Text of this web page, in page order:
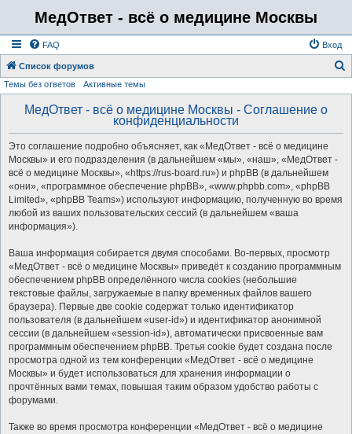
МедОтвет - всё о медицине Москвы
FAQ Вход
Список форумов
Темы без ответов Активные темы
МедОтвет - всё о медицине Москвы - Соглашение о
конфиденциальности
Это соглашение подробно объясняет, как «МедОтвет - всё о медицине
Москвы» и его подразделения (в дальнейшем «мы», «наш», «МедОтвет -
всё о медицине Москвы», «https://rus-board.ru») и phpBB (в дальнейшем
«они», «программное обеспечение phpBB», «www.phpbb.com», «phpBB
Limited», «phpBB Teams») используют информацию, полученную во время
любой из ваших пользовательских сессий (в дальнейшем «ваша
информация»).
Ваша информация собирается двумя способами. Во-первых, просмотр
«МедОтвет - всё о медицине Москвы» приведёт к созданию программным
обеспечением phpBB определённого числа cookies (небольшие
текстовые файлы, загружаемые в папку временных файлов вашего
браузера). Первые две cookie содержат только идентификатор
пользователя (в дальнейшем «user-id») и идентификатор анонимной
сессии (в дальнейшем «session-id»), автоматически присвоенные вам
программным обеспечением phpBB. Третья cookie будет создана после
просмотра одной из тем конференции «МедОтвет - всё о медицине
Москвы» и будет использоваться для хранения информации о
прочтённых вами темах, повышая таким образом удобство работы с
форумами.
Также во время просмотра конференции «МедОтвет - всё о медицине